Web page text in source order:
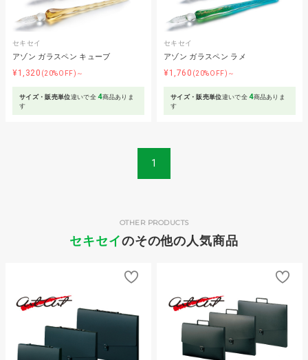
セキセイ
アゾン ガラスペン キューブ
¥1,320 (20%OFF)～
サイズ・販売単位違いで全4商品ありま
す
セキセイ
アゾン ガラスペン ラメ
¥1,760 (20%OFF)～
サイズ・販売単位違いで全4商品ありま
す
1
セキセイのその他の人気商品
OTHER PRODUCTS